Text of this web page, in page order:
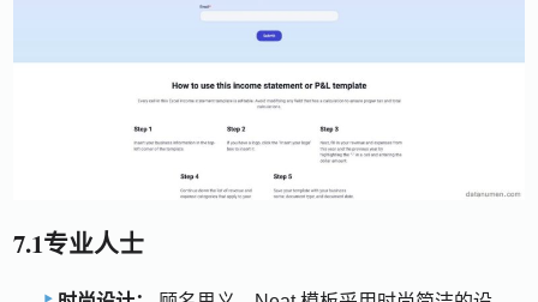
7.1专业人士